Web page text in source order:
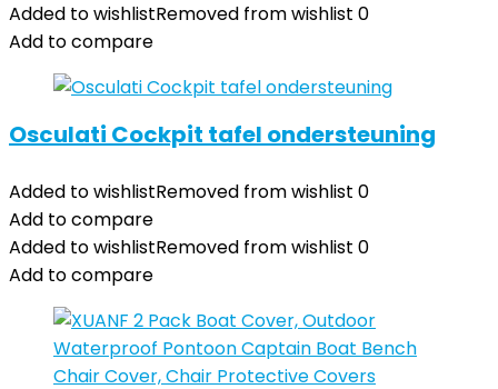
Added to wishlistRemoved from wishlist 0
Add to compare
Osculati Cockpit tafel ondersteuning
Added to wishlistRemoved from wishlist 0
Add to compare
Added to wishlistRemoved from wishlist 0
Add to compare